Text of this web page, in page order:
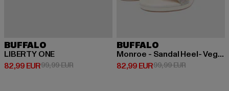
BUFFALO
LIBERTY ONE
82,99 EUR
Derzeitiger Preis: 82,99 EUR
99,99 EURAktionspreis: 99,99 EUR
BUFFALO
Monroe - Sandal Heel- Vegan Nappa
82,99 EUR
Derzeitiger Preis: 82,99 EUR
99,99 EURAktionspreis: